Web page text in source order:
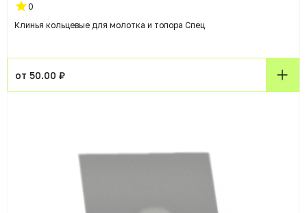
0
Клинья кольцевые для молотка и топора Спец
от 50.00 ₽